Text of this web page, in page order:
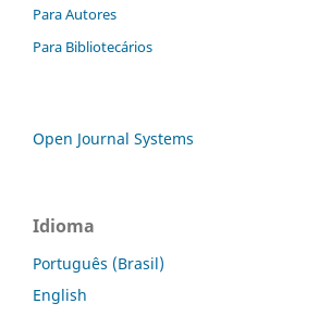
Para Autores
Para Bibliotecários
Open Journal Systems
Idioma
Português (Brasil)
English